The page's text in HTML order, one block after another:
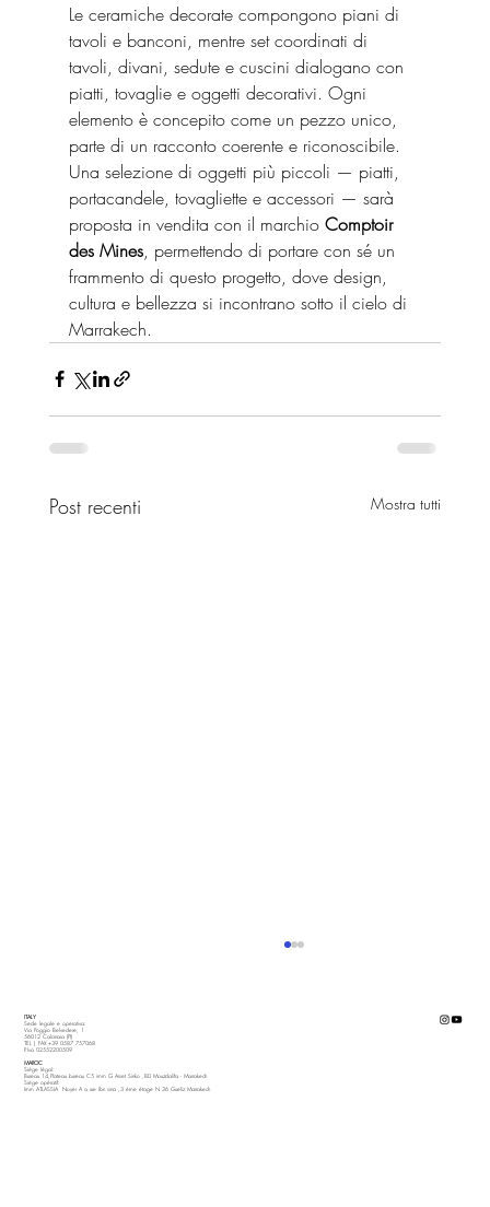
Le ceramiche decorate compongono piani di
tavoli e banconi, mentre set coordinati di
tavoli, divani, sedute e cuscini dialogano con
piatti, tovaglie e oggetti decorativi. Ogni
elemento è concepito come un pezzo unico,
parte di un racconto coerente e riconoscibile.
Una selezione di oggetti più piccoli — piatti,
portacandele, tovagliette e accessori — sarà
proposta in vendita con il marchio Comptoir
des Mines, permettendo di portare con sé un
frammento di questo progetto, dove design,
cultura e bellezza si incontrano sotto il cielo di
Marrakech.
Post recenti Mostra tutti
ITALY
Sede legale e operativa:
Via Poggio Belvedere, 1
56012 Calcinaia (PI)
TEL | FAX +39 0587 757068
P.Iva 02552200509
MAROC
Siège légal:
Bureau 14,Plateau bureau C5 imm G Arset Sinko ,BD Mouzdalifa - Marrakech
Siège opératif:
Imm ATLASSIA Noyer A a rue Ibn sina ,3 ème étage N 36 Gueliz Marrakech